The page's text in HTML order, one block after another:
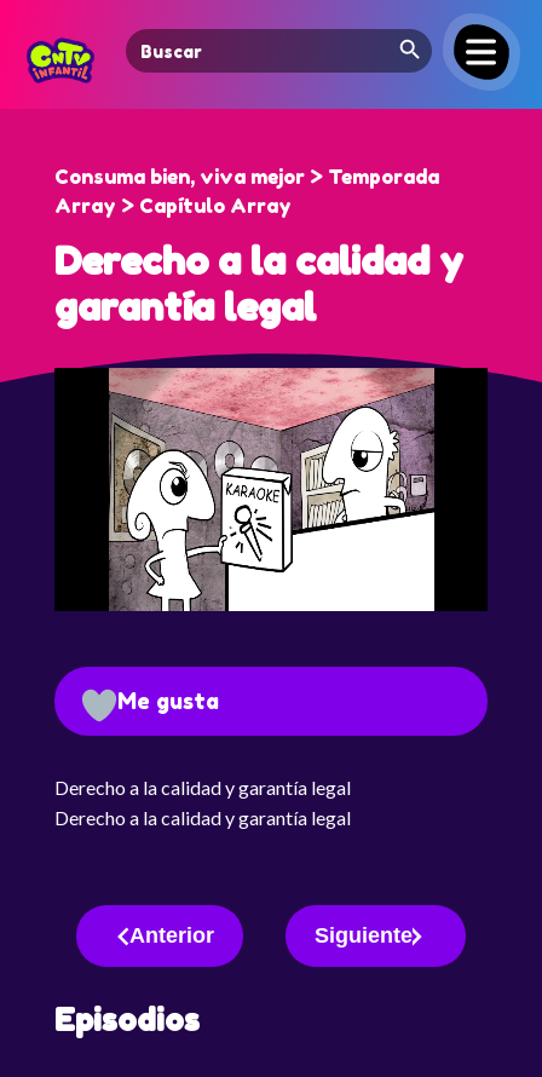
Search
for:
Search Button
Consuma bien, viva mejor > Temporada
Array > Capítulo Array
Derecho a la calidad y
garantía legal
Me gusta
Derecho a la calidad y garantía legal
Derecho a la calidad y garantía legal
Anterior Siguiente
Episodios